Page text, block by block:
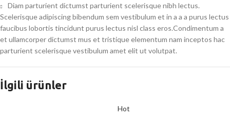
Diam parturient dictumst parturient scelerisque nibh lectus.
Scelerisque adipiscing bibendum sem vestibulum et in a a a purus lectus
faucibus lobortis tincidunt purus lectus nisl class eros.Condimentum a
et ullamcorper dictumst mus et tristique elementum nam inceptos hac
parturient scelerisque vestibulum amet elit ut volutpat.
İlgili ürünler
Hot